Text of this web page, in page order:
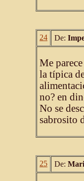
24 De:
Me
la típica
no? en
No se
sabrosito
25 De: